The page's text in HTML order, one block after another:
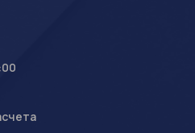
смету для расчета